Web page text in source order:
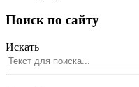
Поиск по сайту
Искать